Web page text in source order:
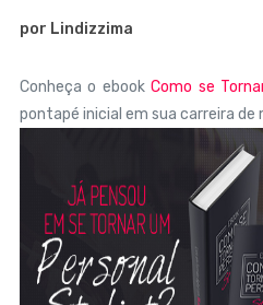
por Lindizzima
Conheça o ebookComo se
pontapé inicial em sua carreira de